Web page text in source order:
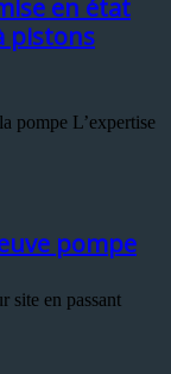
en état
pistons
pompe L’expertise
pompe
site en passant